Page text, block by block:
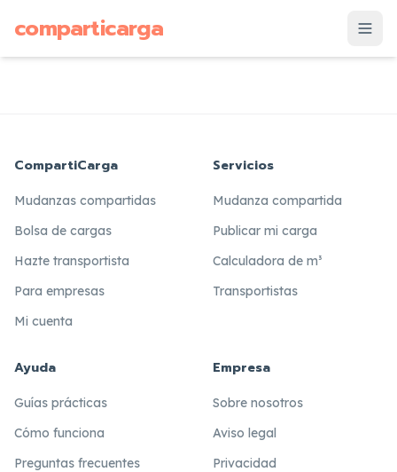
comparticarga
CompartiCarga
Mudanzas compartidas
Bolsa de cargas
Hazte transportista
Para empresas
Mi cuenta
Servicios
Mudanza compartida
Publicar mi carga
Calculadora de m³
Transportistas
Ayuda
Guías prácticas
Cómo funciona
Preguntas frecuentes
Empresa
Sobre nosotros
Aviso legal
Privacidad